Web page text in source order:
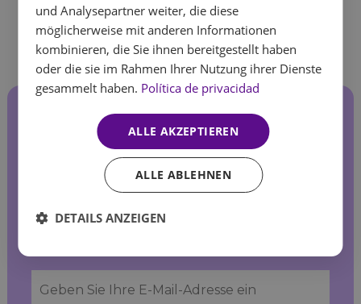
Melden Sie sich für
unseren Newsletter an!
Sonderangeboten und aktuellen Neuigkeiten
und Analysepartner weiter, die diese
möglicherweise mit anderen Informationen
kombinieren, die Sie ihnen bereitgestellt haben
oder die sie im Rahmen Ihrer Nutzung ihrer Dienste
gesammelt haben. Política de privacidad
ALLE AKZEPTIEREN
ALLE ABLEHNEN
DETAILS ANZEIGEN